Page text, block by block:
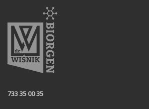
733 35 00 35